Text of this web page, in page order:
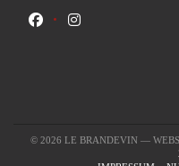
Facebook ((öffnet ein
Instagram ((öffnet
© 2026 LE BRANDEVIN —